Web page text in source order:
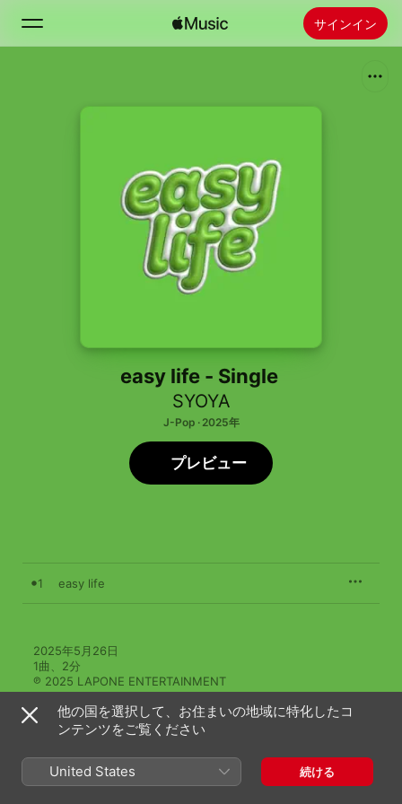
サインイン
Apple Musicをインストール
easy life - Single
SYOYA
J-Pop · 2025年
プレビュー
1 easy life
2025年5月26日
1曲、2分
℗ 2025 LAPONE ENTERTAINMENT
SYOYAのその他の作品
他の国を選択して、お住まいの地域に特化したコ
ンテンツをご覧ください
United States 続ける